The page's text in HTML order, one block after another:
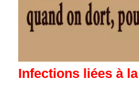
Infections liées à